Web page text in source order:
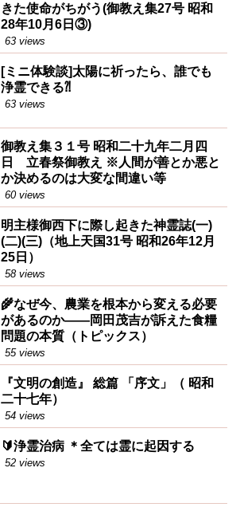
きた使命がちがう(御教え集27号 昭和
28年10月6日③)
63 views
[ミニ体験談]太陽に祈ったら、誰でも
浄霊できる⁈
63 views
御教え集３１号 昭和二十九年二月四
日 立春祭御教え ※人間が善とか悪と
か決めるのは大変な間違い等
60 views
明主様御西下に際し起きた神霊誌(一)
(二)(三)（地上天国31号 昭和26年12月
25日）
58 views
🌾なぜ今、農業を根本から変える必要
があるのか――岡田茂吉が訴えた食糧
問題の本質（トピックス）
55 views
『文明の創造』 総篇 「序文」（ 昭和
二十七年）
54 views
🔰浄霊治病 ＊全ては霊に起因する
52 views